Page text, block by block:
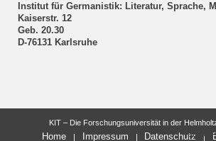
Institut für Germanistik: Literatur, Sprache,
Kaiserstr. 12
Geb. 20.30
D-76131 Karlsruhe
letzte
KIT – Die Forschungsuniversität in der
Home Impressum Datenschutz